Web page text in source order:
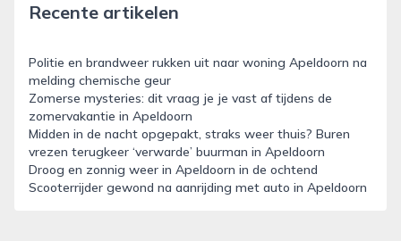
Recente artikelen
Politie en brandweer rukken uit naar woning Apeldoorn na
melding chemische geur
Zomerse mysteries: dit vraag je je vast af tijdens de
zomervakantie in Apeldoorn
Midden in de nacht opgepakt, straks weer thuis? Buren
vrezen terugkeer ‘verwarde’ buurman in Apeldoorn
Droog en zonnig weer in Apeldoorn in de ochtend
Scooterrijder gewond na aanrijding met auto in Apeldoorn